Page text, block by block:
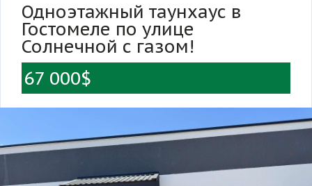
Одноэтажный таунхаус в
Гостомеле по улице
Солнечной с газом!
67 000$